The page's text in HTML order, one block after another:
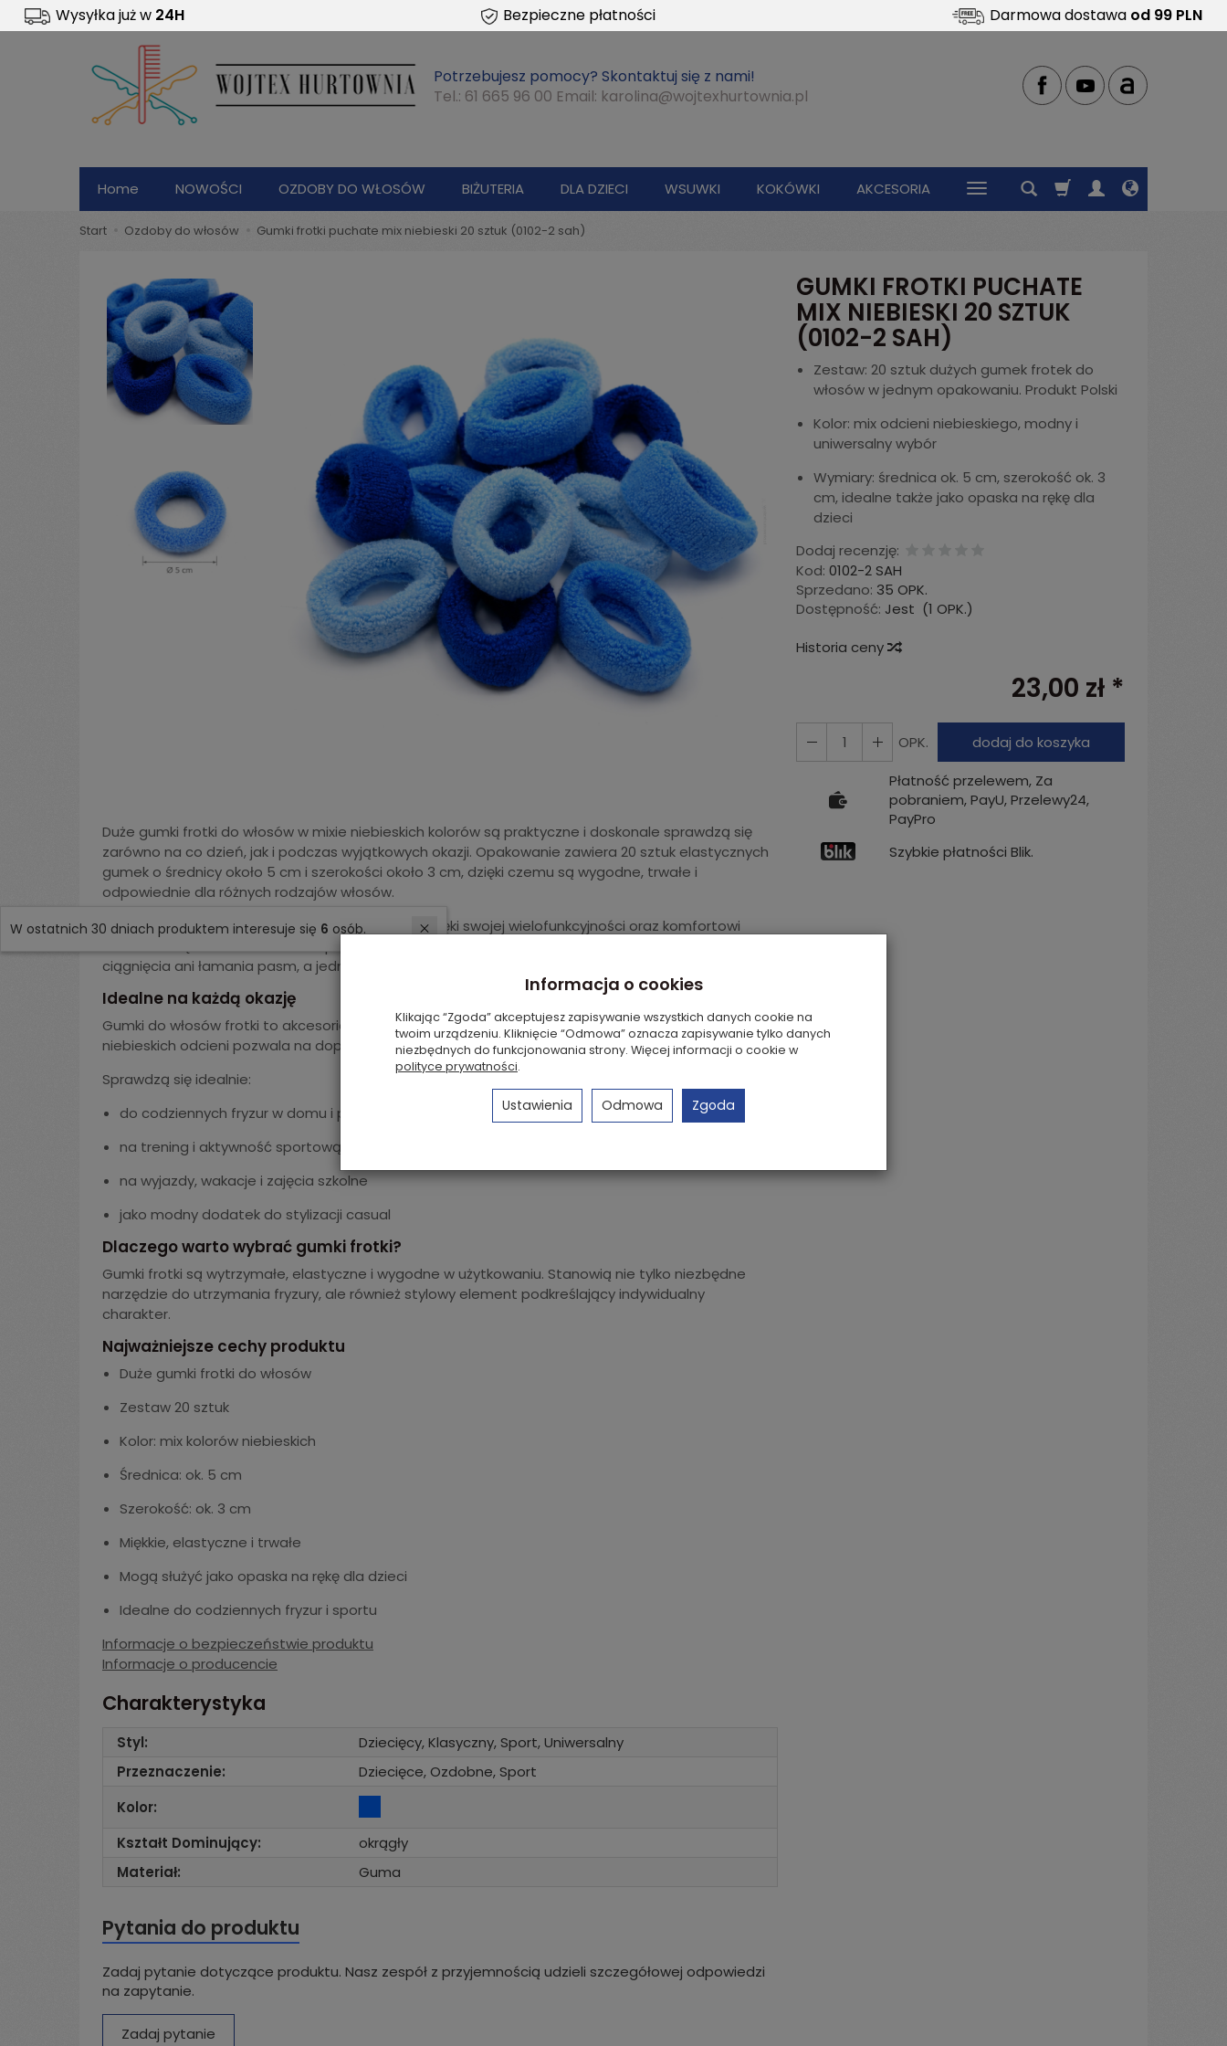
Potrzebujesz pomocy? Skontaktuj się z nami!
Tel.: 61 665 96 00 Email: karolina@wojtexhurtownia.pl
Wysyłka już w 24H Bezpieczne płatności Darmowa dostawa od 99 PLN
Home NOWOŚCI OZDOBY DO WŁOSÓW BIŻUTERIA DLA DZIECI WSUWKI KOKÓWKI AKCESORIA
start ozdoby do włosów gumki frotki puchate mix niebieski 20 sztuk (0102-2 sah)
GUMKI FROTKI PUCHATE
MIX NIEBIESKI 20 SZTUK
(0102-2 SAH)
Zestaw: 20 sztuk dużych gumek frotek do
włosów w jednym opakowaniu. Produkt Polski
Kolor: mix odcieni niebieskiego, modny i
uniwersalny wybór
Wymiary: średnica ok. 5 cm, szerokość ok. 3
cm, idealne także jako opaska na rękę dla
dzieci
Dodaj recenzję:
Kod: 0102-2 SAH
Sprzedano: 35 OPK.
Dostępność: Jest (1 OPK.)
Historia ceny
23,00 zł *
OPK.
dodaj do koszyka
Płatność przelewem, Za
pobraniem, PayU, Przelewy24,
PayPro
Szybkie płatności Blik.
Duże gumki frotki do włosów w mixie niebieskich kolorów są praktyczne i doskonale sprawdzą się
zarówno na co dzień, jak i podczas wyjątkowych okazji. Opakowanie zawiera 20 sztuk elastycznych
gumek o średnicy około 5 cm i szerokości około 3 cm, dzięki czemu są wygodne, trwałe i
odpowiednie dla różnych rodzajów włosów.
Gumki frotki cieszą się ogromną popularnością dzięki swojej wielofunkcyjności oraz komfortowi
ciągnięcia ani łamania pasm, a jednocześnie skutecznie utrzymują fryzurę w porządku.
Idealne na każdą okazję
Gumki do włosów frotki to akcesoria, które łączą funkcję praktyczną z estetyczną. Kolorowy mix
niebieskich odcieni pozwala na dopasowanie gumki do stroju, nastroju czy okazji.
Sprawdzą się idealnie:
do codziennych fryzur w domu i pracy
na trening i aktywność sportową
na wyjazdy, wakacje i zajęcia szkolne
jako modny dodatek do stylizacji casual
Dlaczego warto wybrać gumki frotki?
Gumki frotki są wytrzymałe, elastyczne i wygodne w użytkowaniu. Stanowią nie tylko niezbędne
narzędzie do utrzymania fryzury, ale również stylowy element podkreślający indywidualny
charakter.
Najważniejsze cechy produktu
Duże gumki frotki do włosów
Zestaw 20 sztuk
Kolor: mix kolorów niebieskich
Średnica: ok. 5 cm
Szerokość: ok. 3 cm
Miękkie, elastyczne i trwałe
Mogą służyć jako opaska na rękę dla dzieci
Idealne do codziennych fryzur i sportu
Informacje o bezpieczeństwie produktu
Informacje o producencie
Charakterystyka
Styl:
Dziecięcy, Klasyczny, Sport, Uniwersalny
Przeznaczenie:
Dziecięce, Ozdobne, Sport
Kolor:
Kształt Dominujący:
okrągły
Materiał:
Guma
Pytania do produktu
Zadaj pytanie dotyczące produktu. Nasz zespół z przyjemnością udzieli szczegółowej odpowiedzi
na zapytanie.
Zadaj pytanie
W ostatnich 30 dniach produktem interesuje się 6 osób.
Informacja o cookies
Klikając “Zgoda” akceptujesz zapisywanie wszystkich danych cookie na
twoim urządzeniu. Kliknięcie “Odmowa” oznacza zapisywanie tylko danych
niezbędnych do funkcjonowania strony. Więcej informacji o cookie w
polityce prywatności.
Ustawienia Odmowa Zgoda